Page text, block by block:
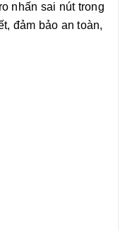
nhấn sai nút trong
đảm bảo an toàn,